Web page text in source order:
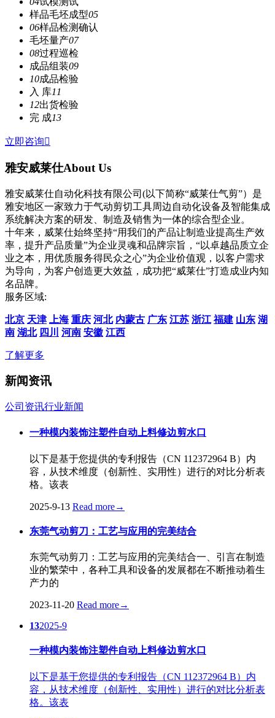
样品毛坯成型05
06样品检测确认
毛坯量产07
08过程巡检
成品组装09
10成品检验
入 库11
12出货检验
完 成13
立即咨询
雅安威莱仕About Us
雅安威莱仕自动化科技有限公司(以下简称“威莱仕气剪”）是
雅安地区一家致力于气动剪切工具周边自动化设备及智能集成
系统解决方案的研发、制造及销售为一体的综合型企业。
十年来，威莱仕始终坚持“用我们的产品让制造业提高生产效
率，提升产品质量”为企业灵魂和品牌宗旨，“以卓越品质立企
业之本，用优质服务得民众之心”为企业价值观，以客户需求
为导向，为客户创造更大效益，成功把“威莱仕”打造成业内知
名品牌。
服务区域:
北京 天津 上海 重庆 河北 内蒙古 广东 江苏 浙江 福建 山东 湖
南 湖北 四川 河南 安徽 江西
了解更多
新闻资讯
公司资讯行业新闻
一种模内装饰注塑件自动上料修边剪水口
以下是基于您提供的专利报告（CN 112372964 B）内
容，从技术维度（创新性、实用性）进行的对比分析表
格。该表
2025-9-13 Read more→
东莞气动剪刀：工艺与应用的完美结合
东莞气动剪刀：工艺与应用的完美结合一、引言在制造
业的繁荣中，各种工具和设备的发展都在不断推动着生
产力的
2023-11-20 Read more→
132025-9
一种模内装饰注塑件自动上料修边剪水口
以下是基于您提供的专利报告（CN 112372964 B）内
容，从技术维度（创新性、实用性）进行的对比分析表
格。该表